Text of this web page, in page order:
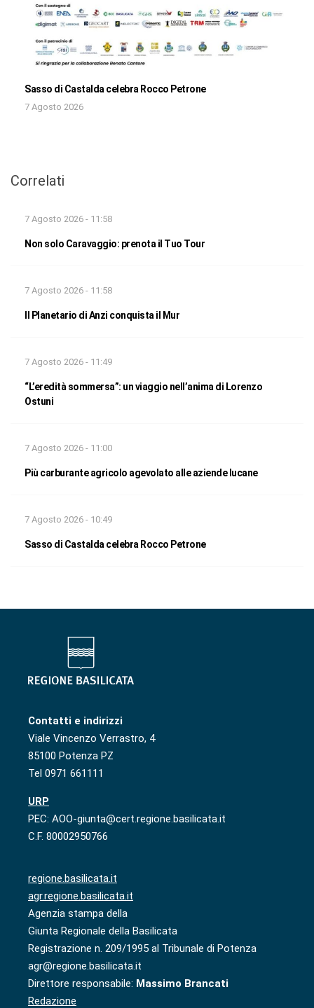
Sasso di Castalda celebra Rocco Petrone
7 Agosto 2026
Correlati
7 Agosto 2026 - 11:58
Non solo Caravaggio: prenota il Tuo Tour
7 Agosto 2026 - 11:58
Il Planetario di Anzi conquista il Mur
7 Agosto 2026 - 11:49
“L’eredità sommersa”: un viaggio nell’anima di Lorenzo
Ostuni
7 Agosto 2026 - 11:00
Più carburante agricolo agevolato alle aziende lucane
7 Agosto 2026 - 10:49
Sasso di Castalda celebra Rocco Petrone
Contatti e indirizzi
Viale Vincenzo Verrastro, 4
85100 Potenza PZ
Tel 0971 661111
URP
PEC: AOO-giunta@cert.regione.basilicata.it
C.F. 80002950766
regione.basilicata.it
agr.regione.basilicata.it
Agenzia stampa della
Giunta Regionale della Basilicata
Registrazione n. 209/1995 al Tribunale di Potenza
agr@regione.basilicata.it
Direttore responsabile: Massimo Brancati
Redazione